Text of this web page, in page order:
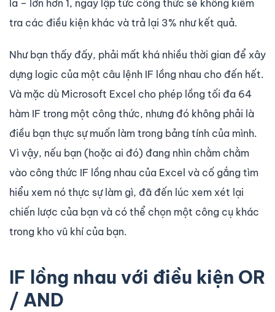
la – lớn hơn 1, ngay lập tức công thức sẽ không kiểm
tra các điều kiện khác và trả lại 3% như kết quả.
Như bạn thấy đấy, phải mất khá nhiều thời gian để xây
dựng logic của một câu lệnh IF lồng nhau cho đến hết.
Và mặc dù Microsoft Excel cho phép lồng tối đa 64
hàm IF trong một công thức, nhưng đó không phải là
điều bạn thực sự muốn làm trong bảng tính của mình.
Vì vậy, nếu bạn (hoặc ai đó) đang nhìn chằm chằm
vào công thức IF lồng nhau của Excel và cố gắng tìm
hiểu xem nó thực sự làm gì, đã đến lúc xem xét lại
chiến lược của bạn và có thể chọn một công cụ khác
trong kho vũ khí của bạn.
IF lồng nhau với điều kiện OR
/ AND